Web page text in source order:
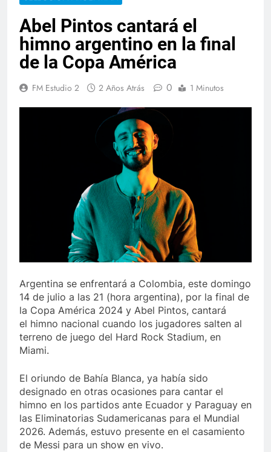
Abel Pintos cantará el
himno argentino en la final
de la Copa América
FM Estudio 2 2 Años Atrás 0 1 Minutos
Argentina se enfrentará a Colombia, este domingo
14 de julio a las 21 (hora argentina), por la final de
la Copa América 2024 y Abel Pintos, cantará
el himno nacional cuando los jugadores salten al
terreno de juego del Hard Rock Stadium, en
Miami.
El oriundo de Bahía Blanca, ya había sido
designado en otras ocasiones para cantar el
himno en los partidos ante Ecuador y Paraguay en
las Eliminatorias Sudamericanas para el Mundial
2026. Además, estuvo presente en el casamiento
de Messi para un show en vivo.